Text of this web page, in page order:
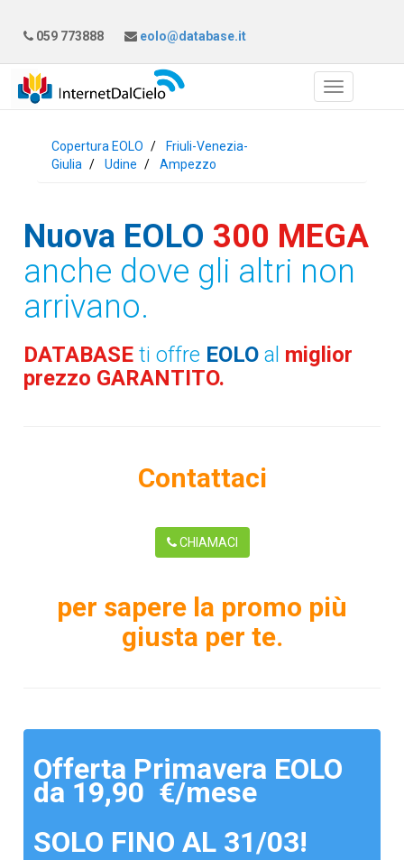
059 773888 eolo@database.it
Copertura EOLO
Friuli-Venezia-
Giulia
Udine Ampezzo
Nuova EOLO 300 MEGA
anche dove gli altri non
arrivano.
DATABASEti offre EOLO al miglior
prezzo GARANTITO.
Contattaci
CHIAMACI
per sapere la promo più
giusta per te.
Offerta Primavera EOLO
da 19,90 €/mese
SOLO FINO AL 31/03!